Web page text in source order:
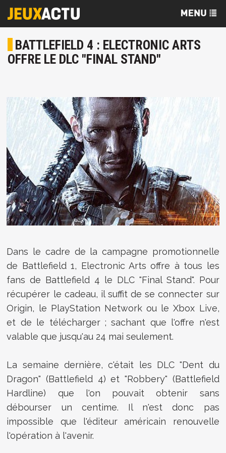
BATTLEFIELD 4 : ELECTRONIC ARTS
OFFRE LE DLC "FINAL STAND"
Dans le cadre de la campagne promotionnelle
de Battlefield 1, Electronic Arts offre à tous les
fans de Battlefield 4 le DLC "Final Stand". Pour
récupérer le cadeau, il suffit de se connecter sur
Origin, le PlayStation Network ou le Xbox Live,
et de le télécharger ; sachant que l'offre n'est
valable que jusqu'au 24 mai seulement.
La semaine dernière, c'était les DLC "Dent du
Dragon" (Battlefield 4) et "Robbery" (Battlefield
Hardline) que l'on pouvait obtenir sans
débourser un centime. Il n'est donc pas
impossible que l'éditeur américain renouvelle
l'opération à l'avenir.